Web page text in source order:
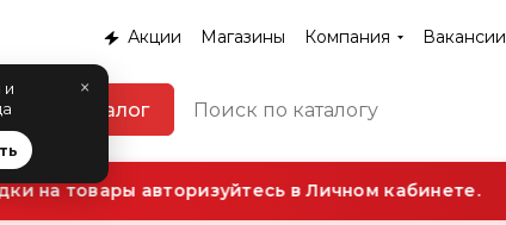
×
и
Акции Магазины Компания Вакансии
Каталог
на товары авторизуйтесь в Личном кабинете.